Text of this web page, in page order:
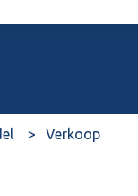
Verkoop